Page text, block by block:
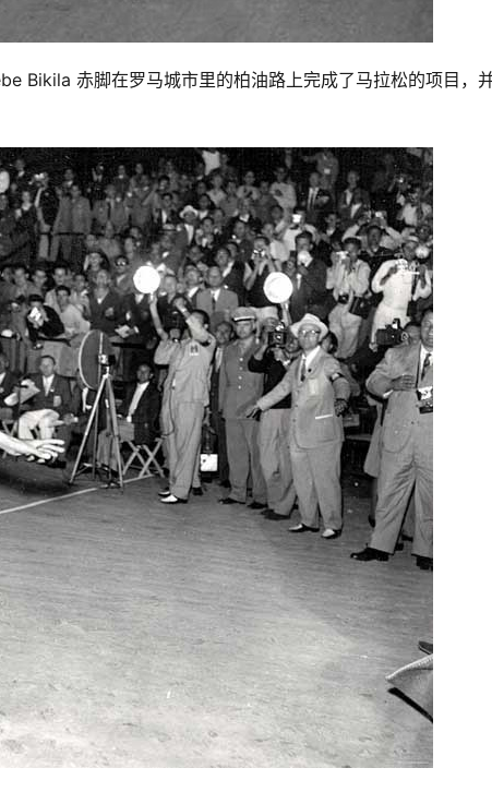
Bikila 赤脚在罗马城市里的柏油路上完成了马拉松的项目，